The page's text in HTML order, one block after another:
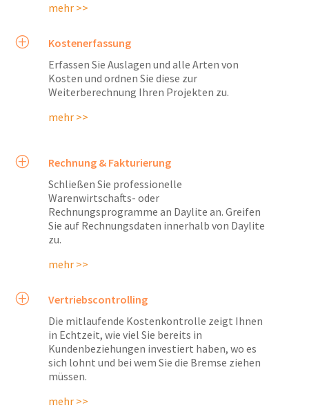
mehr >>
P
Kostenerfassung
Erfassen Sie Auslagen und alle Arten von
Kosten und ordnen Sie diese zur
Weiterberechnung Ihren Projekten zu.
mehr >>
P
Rechnung & Fakturierung
Schließen Sie professionelle
Warenwirtschafts- oder
Rechnungsprogramme an Daylite an. Greifen
Sie auf Rechnungsdaten innerhalb von Daylite
zu.
mehr >>
P
Vertriebscontrolling
Die mitlaufende Kostenkontrolle zeigt Ihnen
in Echtzeit, wie viel Sie bereits in
Kundenbeziehungen investiert haben, wo es
sich lohnt und bei wem Sie die Bremse ziehen
müssen.
mehr >>